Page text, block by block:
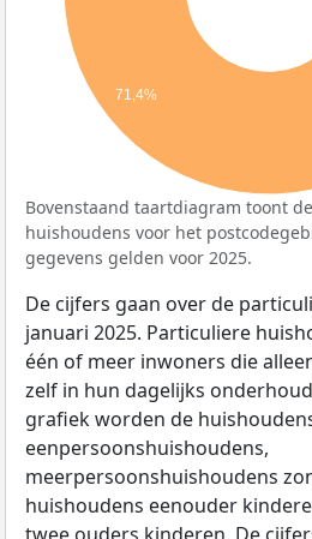
71,4%
Bovenstaand taartdiagram toont
huishoudens voor het
gegevens gelden voor 2025.
De cijfers gaan over de
januari 2025. Particuliere
één of meer inwoners die
zelf in hun dagelijks
grafiek worden de
eenpersoonshuishoudens,
meerpersoonshuishoudens
huishoudens eenouder